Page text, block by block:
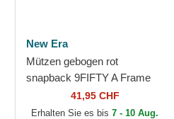
New Era
Mützen gebogen rot
snapback 9FIFTY A Frame
Precurved Hardwood
Classics der Denver Nuggets
41,95 CHF
Erhalten Sie es bis 7 - 10 Aug.